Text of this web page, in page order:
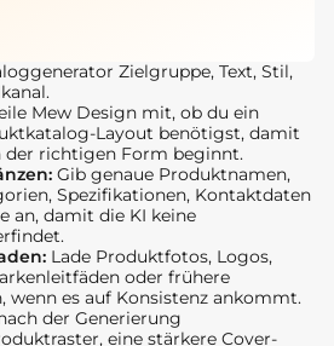
Zielgruppe, Text, Stil,
Mew Design mit, ob du ein
Layout benötigst, damit
richtigen Form beginnt.
Gib genaue Produktnamen,
Spezifikationen, Kontaktdaten
an, damit die KI keine
Lade Produktfotos, Logos,
oder frühere
wenn es auf Konsistenz ankommt.
der Generierung
eine stärkere Cover-